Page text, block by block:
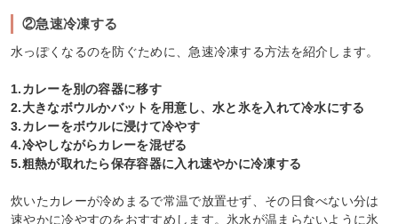
②急速冷凍する
水っぽくなるのを防ぐために、急速冷凍する方法を紹介します。
1.カレーを別の容器に移す
2.大きなボウルかバットを用意し、水と氷を入れて冷水にする
3.カレーをボウルに浸けて冷やす
4.冷やしながらカレーを混ぜる
5.粗熱が取れたら保存容器に入れ速やかに冷凍する
炊いたカレーが冷めまるで常温で放置せず、その日食べない分は
速やかに冷やすのをおすすめします。氷水が温まらないように氷